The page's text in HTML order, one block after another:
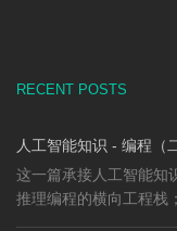
RECENT POSTS
人工智能知识 - 编程（
这一篇承接人工智能知
推理编程的横向工程栈